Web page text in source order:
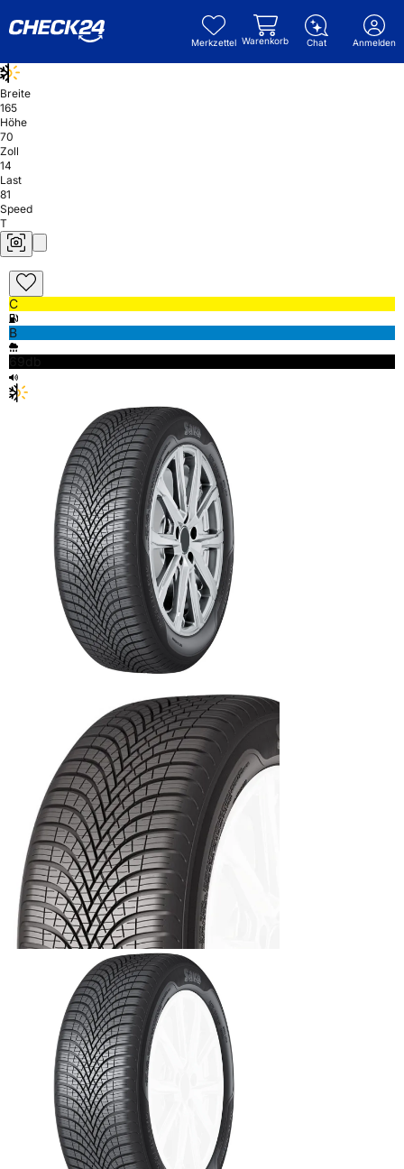
Merkzettel Warenkorb Chat Anmelden
Breite
165
Höhe
70
Zoll
14
Last
81
Speed
T
C
B
69db